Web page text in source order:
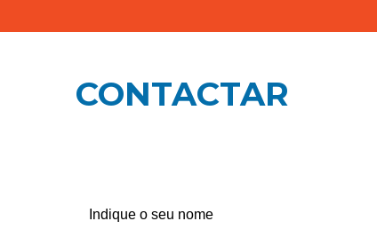
CONTACTAR
Indique o seu nome